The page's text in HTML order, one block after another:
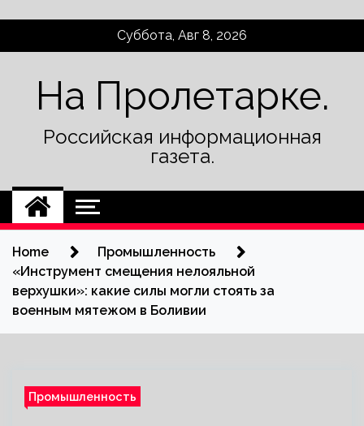
Суббота, Авг 8, 2026
На Пролетарке.
Российская информационная
газета.
Home
Промышленность
«Инструмент смещения нелояльной
верхушки»: какие силы могли стоять за
военным мятежом в Боливии
Промышленность